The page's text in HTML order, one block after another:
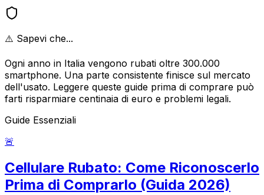
⚠️ Sapevi che...
Ogni anno in Italia vengono rubati oltre 300.000
smartphone. Una parte consistente finisce sul mercato
dell'usato. Leggere queste guide prima di comprare può
farti risparmiare centinaia di euro e problemi legali.
Guide Essenziali
🚨
Cellulare Rubato: Come Riconoscerlo
Prima di Comprarlo (Guida 2026)